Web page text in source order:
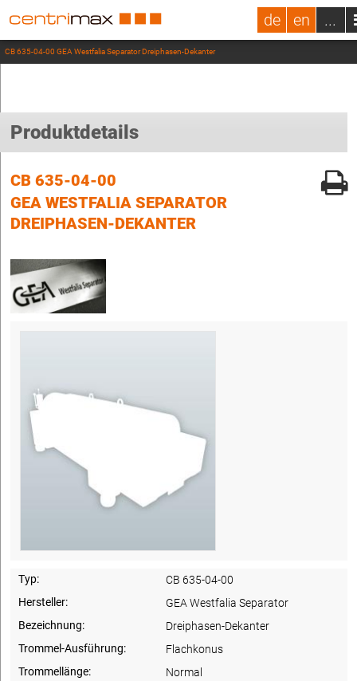
de en ...
CB 635-04-00 GEA Westfalia Separator Dreiphasen-Dekanter
Produktdetails
CB 635-04-00
GEA WESTFALIA SEPARATOR
DREIPHASEN-DEKANTER
Typ:
CB 635-04-00
Hersteller:
GEA Westfalia Separator
Bezeichnung:
Dreiphasen-Dekanter
Trommel-Ausführung:
Flachkonus
Trommellänge:
Normal